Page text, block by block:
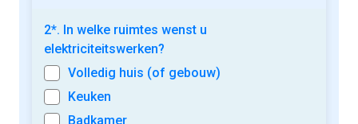
2*. In welke ruimtes wenst u
elektriciteitswerken?
Volledig huis (of gebouw)
Keuken
Badkamer